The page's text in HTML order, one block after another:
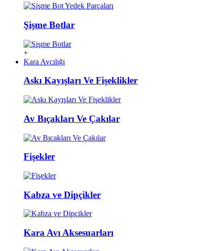
Şişme Botlar
+
Kara Avcılığı
Askı Kayışları Ve Fişeklikler
Av Bıçakları Ve Çakılar
Fişekler
Kabza ve Dipçikler
Kara Avı Aksesuarları